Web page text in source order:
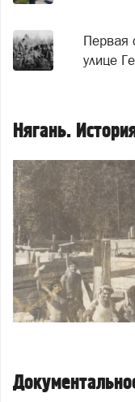
Первая
улице
Нягань.